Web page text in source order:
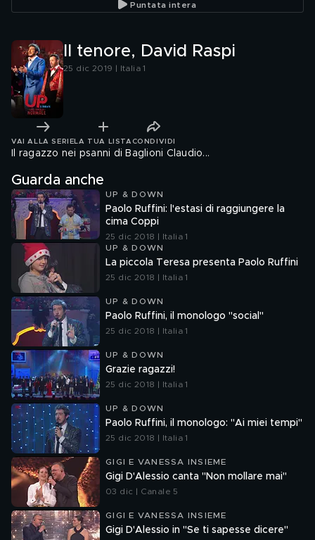
Puntata intera
Il tenore, David Raspi
25 dic 2019 | Italia 1
VAI ALLA SERIE LA TUA LISTA CONDIVIDI
Il ragazzo nei psanni di Baglioni Claudio...
Guarda anche
UP & DOWN
Paolo Ruffini: l'estasi di raggiungere la
cima Coppi
25 dic 2018 | Italia 1
UP & DOWN
La piccola Teresa presenta Paolo Ruffini
25 dic 2018 | Italia 1
UP & DOWN
Paolo Ruffini, il monologo "social"
25 dic 2018 | Italia 1
UP & DOWN
Grazie ragazzi!
25 dic 2018 | Italia 1
UP & DOWN
Paolo Ruffini, il monologo: "Ai miei tempi"
25 dic 2018 | Italia 1
GIGI E VANESSA INSIEME
Gigi D'Alessio canta "Non mollare mai"
03 dic | Canale 5
GIGI E VANESSA INSIEME
Gigi D'Alessio in "Se ti sapesse dicere"